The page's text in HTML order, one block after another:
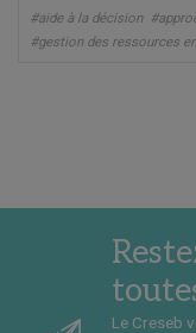
#aide à la décision
#gestion des ressources
Le Creseb